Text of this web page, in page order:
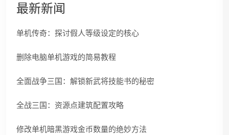
最新新闻
单机传奇：探讨假人等级设定的核心
删除电脑单机游戏的简易教程
全面战争三国：解锁新武将技能书的秘密
全战三国：资源点建筑配置攻略
修改单机暗黑游戏金币数量的绝妙方法